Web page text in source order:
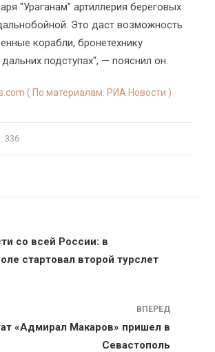
"Ураганам" артиллерия береговых
Это даст возможность
корабли, бронетехнику
подступах", — пояснил он.
( По материалам: РИА Новости )
: 336
со всей России: в
стартовал второй турслет
ВПЕРЕД
«Адмирал Макаров» пришел в
Севастополь